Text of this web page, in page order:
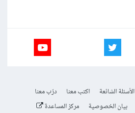
الأسئلة الشائعة اكتب معنا
درّب معنا
بيان الخصوصية مركز المساعدة